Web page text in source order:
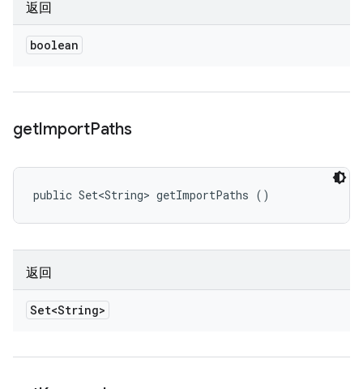
返回
boolean
getImportPaths
public Set<String> getImportPaths ()
返回
Set<String>